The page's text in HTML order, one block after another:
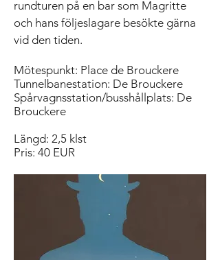
rundturen på en bar som Magritte
och hans följeslagare besökte gärna
vid den tiden.
Mötespunkt: Place de Brouckere
Tunnelbanestation: De Brouckere
Spårvagnsstation/busshållplats: De
Brouckere
Längd: 2,5 klst
Pris: 40 EUR